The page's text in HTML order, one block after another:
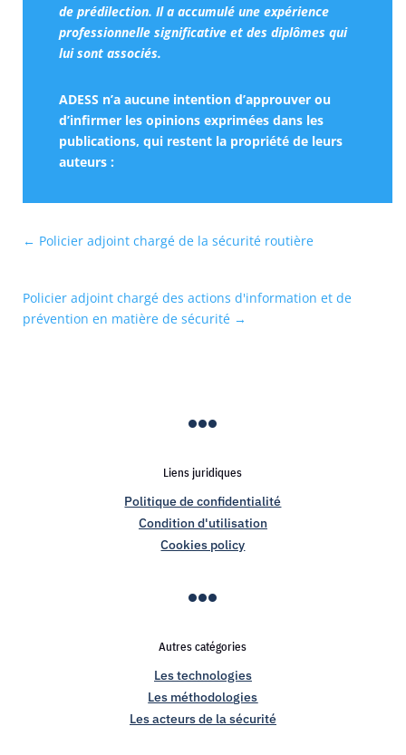
de prédilection. Il a accumulé une expérience
professionnelle significative et des diplômes qui
lui sont associés.
ADESS n’a aucune intention d’approuver ou
d’infirmer les opinions exprimées dans les
publications, qui restent la propriété de leurs
auteurs :
← Policier adjoint chargé de la sécurité routière
Policier adjoint chargé des actions d'information et de
prévention en matière de sécurité →

Liens juridiques
Politique de confidentialité
Condition d'utilisation
Cookies policy

Autres catégories
Les technologies
Les méthodologies
Les acteurs de la sécurité